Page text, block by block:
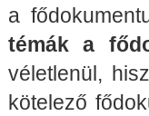
a
témák a
véletlenül,
kötelező